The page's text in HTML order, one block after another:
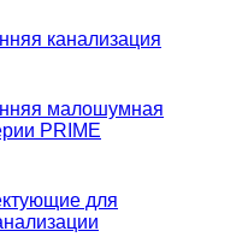
канализация
малошумная
PRIME
для